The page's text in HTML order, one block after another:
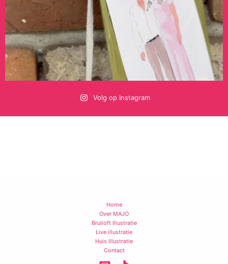
Volg op Instagram
Home
Over MAJO
Bruiloft Illustratie
Live illustratie
Huis Illustratie
Contact